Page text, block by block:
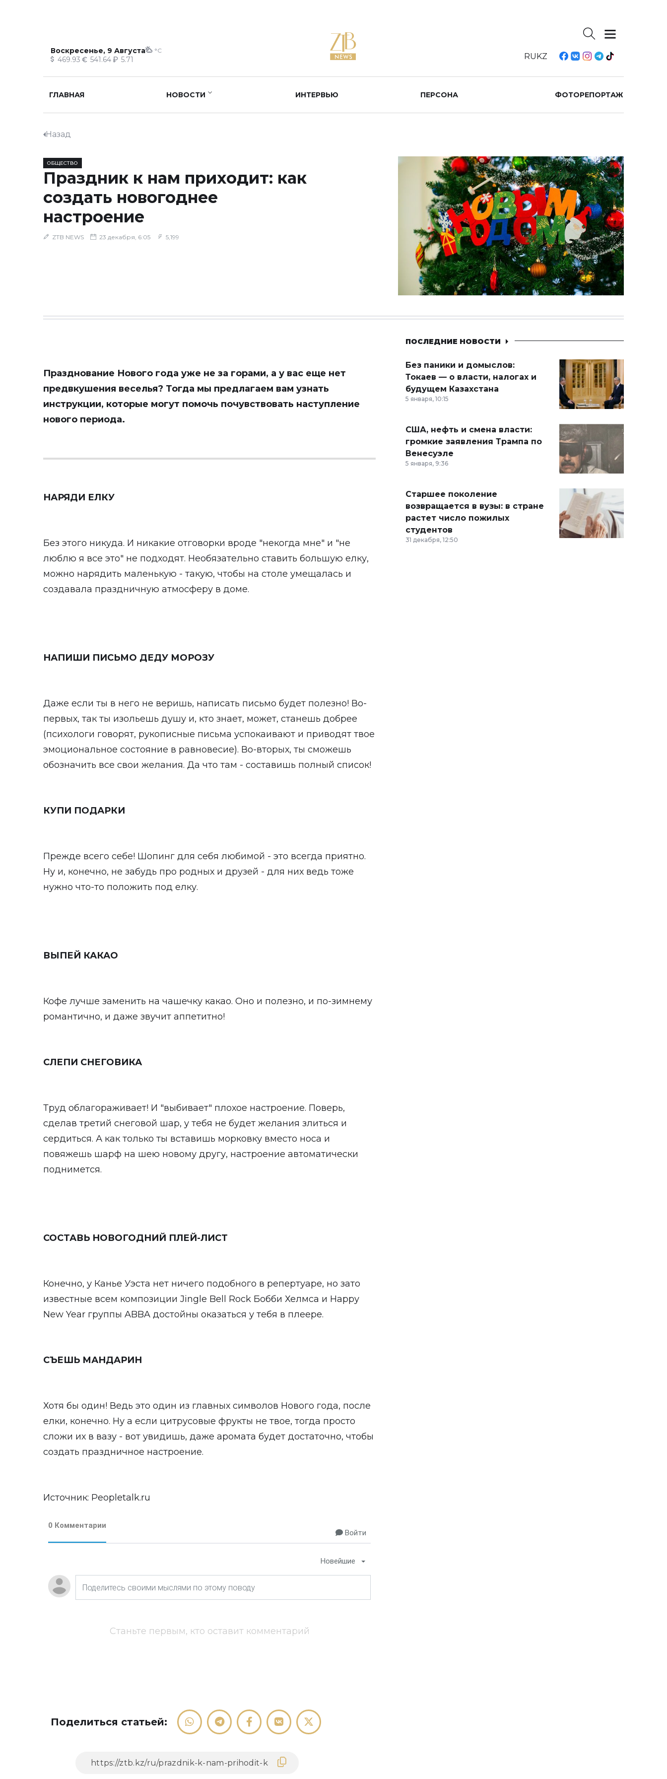
Воскресенье, 9 Августа °C
469.93 541.64 5.71 RUKZ
ГЛАВНАЯ НОВОСТИ ИНТЕРВЬЮ ПЕРСОНА ФОТОРЕПОРТАЖ
Назад
ОБЩЕСТВО
Праздник к нам приходит: как
создать новогоднее
настроение
ZTB NEWS 23 декабря, 6:05 5,199
Празднование Нового года уже не за горами, а у вас еще нет
предвкушения веселья? Тогда мы предлагаем вам узнать
инструкции, которые могут помочь почувствовать наступление
нового периода.
НАРЯДИ ЕЛКУ
Без этого никуда. И никакие отговорки вроде "некогда мне" и "не
люблю я все это" не подходят. Необязательно ставить большую елку,
можно нарядить маленькую - такую, чтобы на столе умещалась и
создавала праздничную атмосферу в доме.
НАПИШИ ПИСЬМО ДЕДУ МОРОЗУ
Даже если ты в него не веришь, написать письмо будет полезно! Во-
первых, так ты изольешь душу и, кто знает, может, станешь добрее
(психологи говорят, рукописные письма успокаивают и приводят твое
эмоциональное состояние в равновесие). Во-вторых, ты сможешь
обозначить все свои желания. Да что там - составишь полный список!
КУПИ ПОДАРКИ
Прежде всего себе! Шопинг для себя любимой - это всегда приятно.
Ну и, конечно, не забудь про родных и друзей - для них ведь тоже
нужно что-то положить под елку.
ВЫПЕЙ КАКАО
Кофе лучше заменить на чашечку какао. Оно и полезно, и по-зимнему
романтично, и даже звучит аппетитно!
СЛЕПИ СНЕГОВИКА
Труд облагораживает! И "выбивает" плохое настроение. Поверь,
сделав третий снеговой шар, у тебя не будет желания злиться и
сердиться. А как только ты вставишь морковку вместо носа и
повяжешь шарф на шею новому другу, настроение автоматически
поднимется.
СОСТАВЬ НОВОГОДНИЙ ПЛЕЙ-ЛИСТ
Конечно, у Канье Уэста нет ничего подобного в репертуаре, но зато
известные всем композиции Jingle Bell Rock Бобби Хелмса и Happy
New Year группы ABBA достойны оказаться у тебя в плеере.
СЪЕШЬ МАНДАРИН
Хотя бы один! Ведь это один из главных символов Нового года, после
елки, конечно. Ну а если цитрусовые фрукты не твое, тогда просто
сложи их в вазу - вот увидишь, даже аромата будет достаточно, чтобы
создать праздничное настроение.
Источник: Рeopletalk.ru
0 Комментарии
Войти
Новейшие
Станьте первым, кто оставит комментарий
Поделиться статьей:
ПОСЛЕДНИЕ НОВОСТИ
Без паники и домыслов:
Токаев — о власти, налогах и
будущем Казахстана
5 января, 10:15
США, нефть и смена власти:
громкие заявления Трампа по
Венесуэле
5 января, 9:36
Старшее поколение
возвращается в вузы: в стране
растет число пожилых
студентов
31 декабря, 12:50